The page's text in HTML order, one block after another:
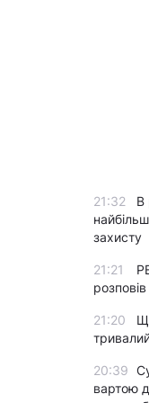
21:32
В
захисту
21:21
21:20
20:39
вартою